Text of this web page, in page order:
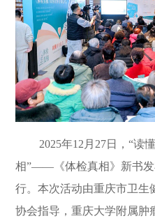
2025年12 月 27日，“读
相”—— 《体检真相》新书
行。本次活动由重庆市卫生
协会指导，重庆大学附属肿